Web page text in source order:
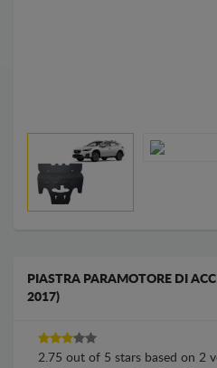
PIASTRA PARAMOTORE DI
2017)
2.75 out of 5 stars based on 2